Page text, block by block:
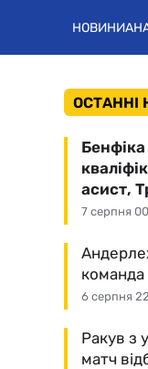
НОВИНИ
ОСТАННІ
7 серпня
асист,
6 серпня
команда
Ракув з
матч